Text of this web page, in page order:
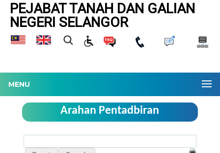
PEJABAT TANAH DAN GALIAN
NEGERI SELANGOR
MENU
Arahan Pentadbiran